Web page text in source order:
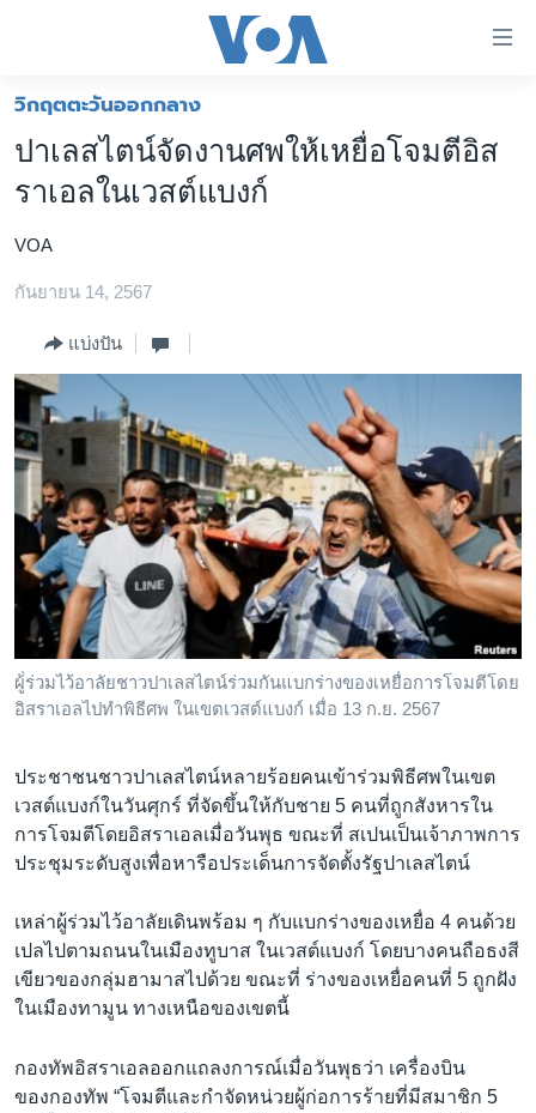
ต่อ
ข้าม
ไป
เนื้อหา
ข้าม
ไป
ข้าม
การ
ค้นหา
โลก
เอเชีย
สหรัฐฯ
ไทย
ธุรกิจ
วิทยาศาสตร์
สังคมและสุขภาพ
ไลฟ์สไตล์
ตรวจสอบข่าว
เรียนรู้ภาษาอังกฤษ
พอดคาสต์
ติดตามเรา
เลือกภาษา
วิกฤตตะวันออกกลาง
ปาเลสไตน์จัดงานศพให้เหยื่อโจมตีอิส
ราเอลในเวสต์แบงก์
VOA
กันยายน 14, 2567
แบ่งปัน
ผู้่ร่วมไว้อาลัยชาวปาเลสไตน์ร่วมกันแบกร่างของเหยื่อการโจมตีโดย
อิสราเอลไปทำพิธีศพ ในเขตเวสต์แบงก์ เมื่อ 13 ก.ย. 2567
ประชาชนชาวปาเลสไตน์หลายร้อยคนเข้าร่วมพิธีศพในเขต
เวสต์แบงก์ในวันศุกร์ ที่จัดขึ้นให้กับชาย 5 คนที่ถูกสังหารใน
การโจมตีโดยอิสราเอลเมื่อวันพุธ ขณะที่ สเปนเป็นเจ้าภาพการ
ประชุมระดับสูงเพื่อหารือประเด็นการจัดตั้งรัฐปาเลสไตน์
เหล่าผู้ร่วมไว้อาลัยเดินพร้อม ๆ กับแบกร่างของเหยื่อ 4 คนด้วย
เปลไปตามถนนในเมืองทูบาส ในเวสต์แบงก์ โดยบางคนถือธงสี
เขียวของกลุ่มฮามาสไปด้วย ขณะที่ ร่างของเหยื่อคนที่ 5 ถูกฝัง
ในเมืองทามูน ทางเหนือของเขตนี้
กองทัพอิสราเอลออกแถลงการณ์เมื่อวันพุธว่า เครื่องบิน
ของกองทัพ “โจมตีและกำจัดหน่วยผู้ก่อการร้ายที่มีสมาชิก 5